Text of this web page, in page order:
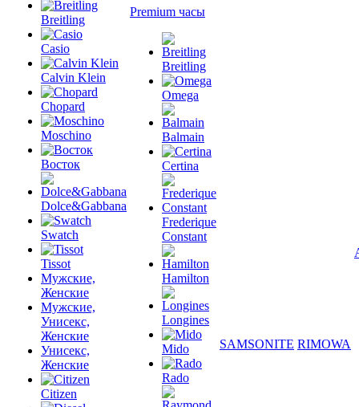
Breitling
Casio
Calvin Klein
Chopard
Moschino
Восток
Dolce&Gabbana
Swatch
Tissot
Мужские,
Женские
Мужские,
Унисекс,
Женские
Унисекс,
Женские
Citizen
Premium часы
Breitling
Omega
Balmain
Certina
Frederique
Constant
Hamilton
Longines
Mido
Rado
SAMSONITE RIMOWA